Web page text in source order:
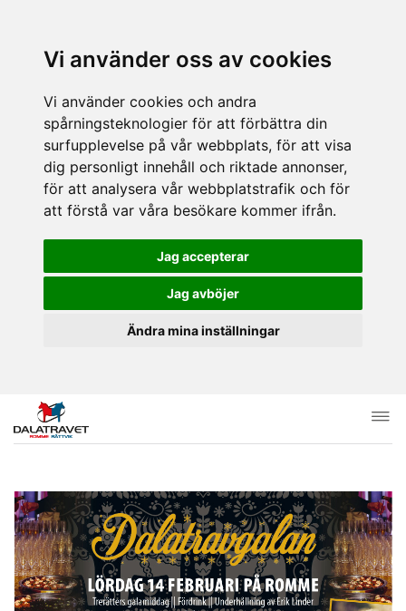
Vi använder oss av cookies
Vi använder cookies och andra
spårningsteknologier för att förbättra din
surfupplevelse på vår webbplats, för att visa
dig personligt innehåll och riktade annonser,
för att analysera vår webbplatstrafik och för
att förstå var våra besökare kommer ifrån.
Jag accepterar
Jag avböjer
Ändra mina inställningar